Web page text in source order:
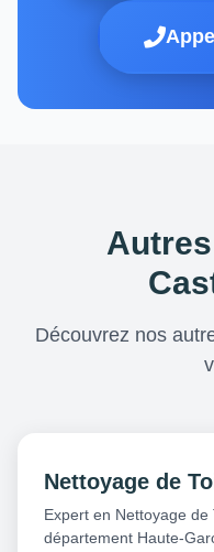
Découvrez nos
Nettoyage de
Expert en Nettoyage
département Haute-